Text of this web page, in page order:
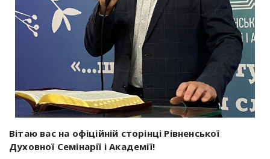
Вітаю вас на офіційній сторінці Рівненської
Духовної Семінарії і Академії!